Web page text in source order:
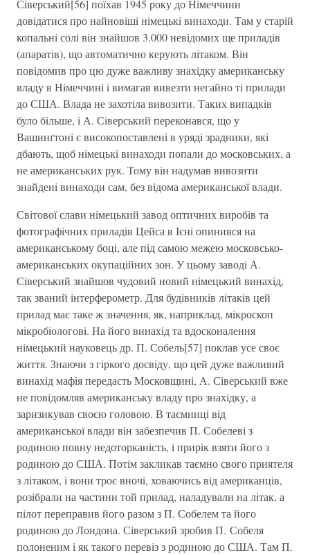
Сiверський[56] поїхав 1945 року до Нiмеччини
довiдатися про найновiшi нiмецькi винаходи. Там у старiй
копальнi солi вiн знайшов 3.000 невiдомих ще приладiв
(апаратiв), що автоматично керують лiтаком. Вiн
повiдомив про цю дуже важливу знахiдку американську
владу в Нiмеччинi i вимагав вивезти негайно тi прилади
до США. Влада не захотiла вивозити. Таких випадкiв
було бiльше, i А. Сiверський переконався, що у
Вашинґтонi є високопоставленi в урядi зрадники, якi
дбають, щоб нiмецькi винаходи попали до московських, а
не американських рук. Тому вiн надумав вивозити
знайденi винаходи сам, без вiдома американської влади.
Свiтової слави нiмецький завод оптичних виробiв та
фотографiчних приладiв Цейса в Ієнi опинився на
американському боцi, але пiд самою межею московсько-
американських окупацiйних зон. У цьому заводi А.
Сiверський знайшов чудовий новий нiмецький винахiд,
так званий iнтерферометр. Для будiвникiв лiтакiв цей
прилад має таке ж значення, як, наприклад, мiкроскоп
мiкробiологовi. На його винахiд та вдосконалення
нiмецький науковець др. П. Собель[57] поклав усе своє
життя. Знаючи з гiркого досвiду, що цей дуже важливий
винахiд мафiя передасть Московщинi, А. Сiверський вже
не повiдомляв американську владу про знахiдку, а
заризикував своєю головою. В таємницi вiд
американської влади вiн забезпечив П. Собелевi з
родиною повну недоторканiсть, i прирiк взяти його з
родиною до США. Потiм закликав таємно свого приятеля
з лiтаком, i вони троє вночi, ховаючись вiд американцiв,
розiбрали на частини той прилад, наладували на лiтак, а
пiлот переправив його разом з П. Собелем та його
родиною до Лондона. Сiверський зробив П. Собеля
полоненим i як такого перевiз з родиною до США. Там П.